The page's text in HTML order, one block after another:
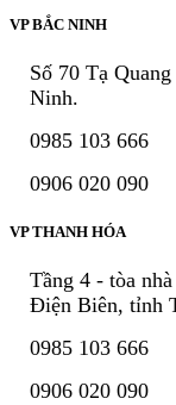
VP BẮC NINH
Số 70 Tạ
Ninh.
0985 103 666
0906 020 090
VP THANH HÓA
Tầng 4 - tòa
Điện Biên, tỉnh
0985 103 666
0906 020 090